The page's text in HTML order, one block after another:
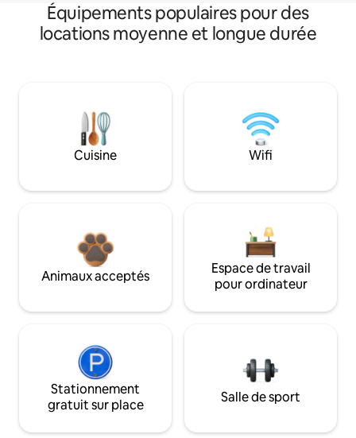
Équipements populaires pour des
locations moyenne et longue durée
Cuisine Wifi
Animaux acceptés
Espace de travail
pour ordinateur
Stationnement
gratuit sur place
Salle de sport